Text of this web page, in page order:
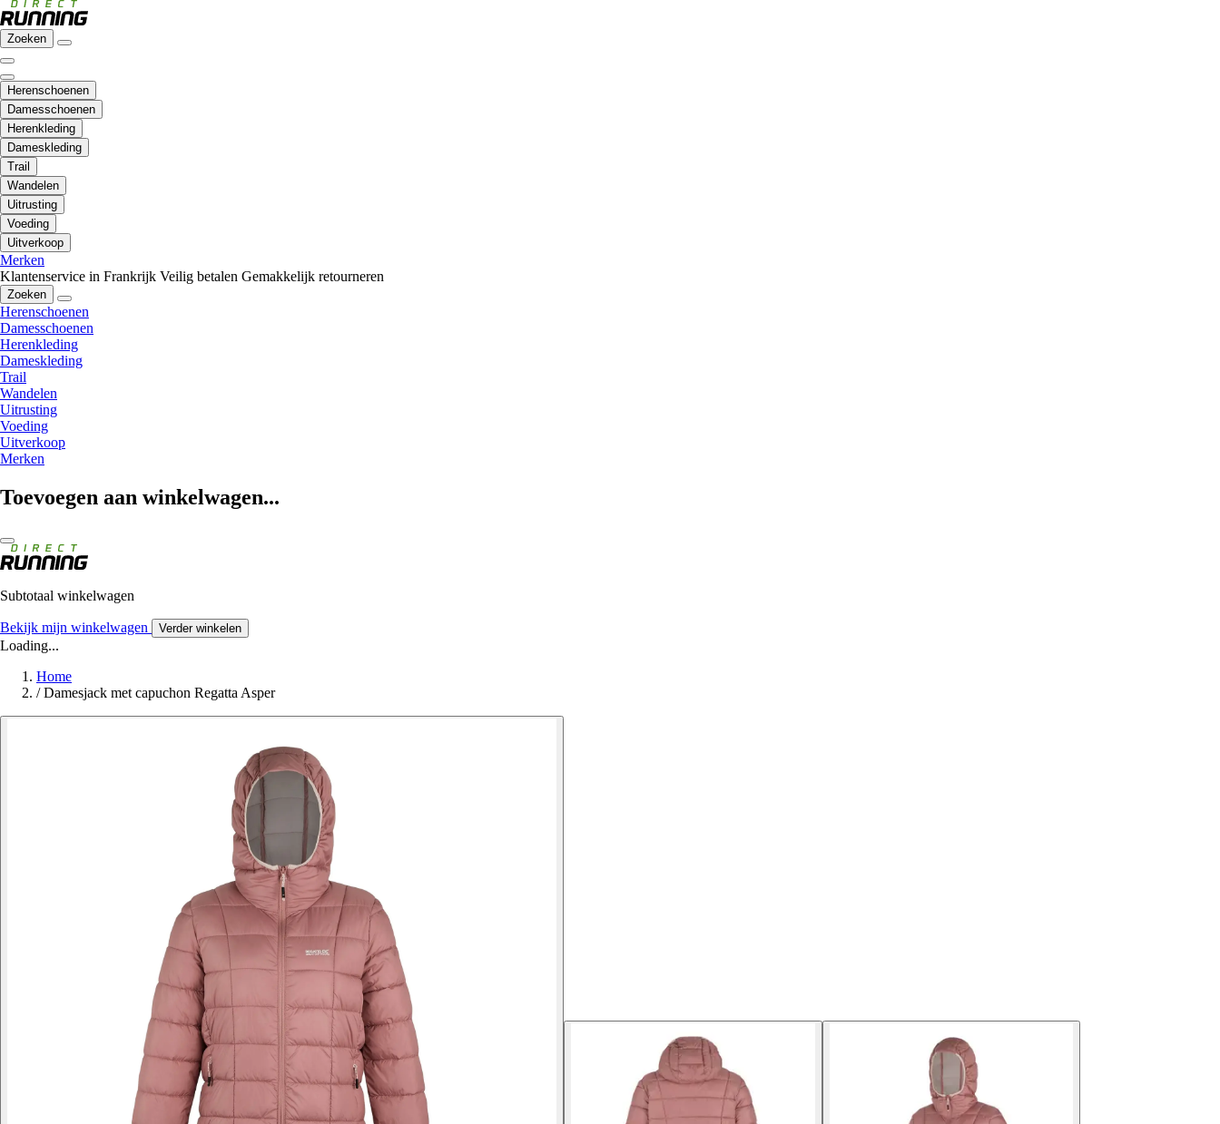
Zoeken
Herenschoenen
Damesschoenen
Herenkleding
Dameskleding
Trail
Wandelen
Uitrusting
Voeding
Uitverkoop
Merken
Klantenservice in Frankrijk Veilig betalen Gemakkelijk retourneren
Zoeken
Herenschoenen
Damesschoenen
Herenkleding
Dameskleding
Trail
Wandelen
Uitrusting
Voeding
Uitverkoop
Merken
Toevoegen aan winkelwagen...
Subtotaal winkelwagen
Bekijk mijn winkelwagen Verder winkelen
Loading...
Home
/ Damesjack met capuchon Regatta Asper